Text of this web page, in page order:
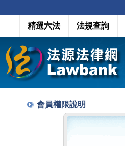
精選六法 法規查詢
會員權限說明